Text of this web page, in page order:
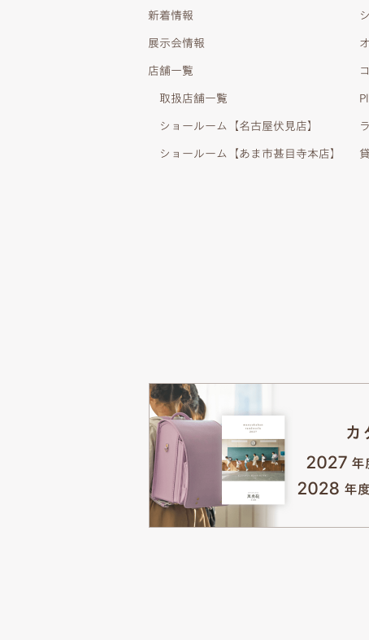
新着情報
展示会情報
店舗一覧
取扱店舗一覧
ショールーム【名古屋伏見店】
ショールーム【あま市甚目寺本店】